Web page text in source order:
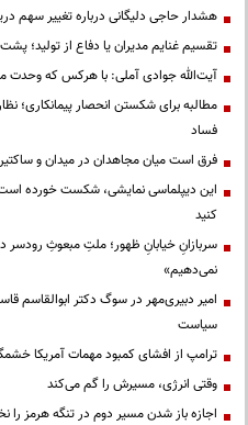
هشدار حاجی دلیگانی درباره تغییر سهم
تقسیم غنایم مدیران یا دفاع از تولید؛
آیت‌الله جوادی آملی: با هرکس که وحدت
مطالبه برای شکستن انحصار پیمانکاری؛
فساد
فرق است میان مجاهدان در میدان و
این دیپلماسی نمایشی، شکست خورده
کنید
سربازانِ خیابانِ ظهور؛ ملتِ مبعوثِ رودسر
نمی‌دهیم»
امیر دبیری‌مهر در سوگ دکتر ابوالقاسم
سیاست
ترامپ از افشای کمبود مهمات آمریکا
وقتی انرژی، مسیرش را گم می‌کند
اجازه باز شدن مسیر دوم در تنگه هرمز را